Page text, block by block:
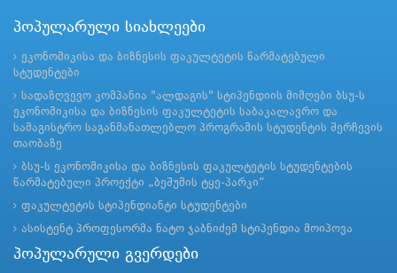
პოპულარული სიახლეები
ეკონომიკისა და ბიზნესის ფაკულტეტის წარმატებული
სტუდენტები
სადაზღვევო კომპანია "ალდაგის" სტიპენდიის მიმღები ბსუ-ს
ეკონომიკისა და ბიზნესის ფაკულტეტის საბაკალავრო და
სამაგისტრო საგანმანათლებლო პროგრამის სტუდენტის შერჩევის
თაობაზე
ბსუ-ს ეკონომიკისა და ბიზნესის ფაკულტეტის სტუდენტების
წარმატებული პროექტი „ბეშუმის ტყე-პარკი“
ფაკულტეტის სტიპენდიანტი სტუდენტები
ასისტენტ პროფესორმა ნატო ჯაბნიძემ სტიპენდია მოიპოვა
პოპულარული გვერდები